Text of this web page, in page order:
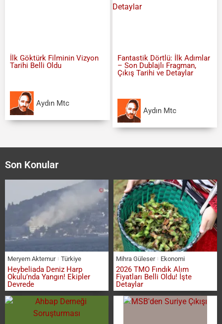
İlk Göktürk Filminin Vizyon
Tarihi Belli Oldu
Aydın Mtc
Fantastik Dörtlü: İlk Adımlar
– Son Dublajlı Fragman,
Çıkış Tarihi ve Detaylar
Aydın Mtc
Son Konular
Meryem Aktemur Türkiye
Heybeliada Deniz Harp
Okulu’nda Yangın! Ekipler
Devrede
Mihra Güleser Ekonomi
2026 TMO Fındık Alım
Fiyatları Belli Oldu! İşte
Detaylar